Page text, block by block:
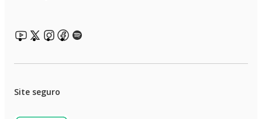
Site seguro